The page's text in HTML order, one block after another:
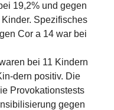
19,2% und gegen
Spezifisches
Cor a 14 war bei
bei 11 Kindern
dern positiv. Die
Provokationstests
gegen